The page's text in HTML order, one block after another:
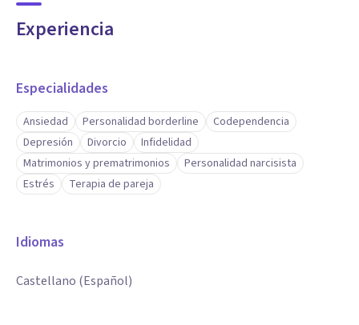
Experiencia
Especialidades
Ansiedad Personalidad borderline
Codependencia
Depresión
Divorcio
Infidelidad
Matrimonios y prematrimonios
Personalidad narcisista
Estrés
Terapia de pareja
Idiomas
Castellano (Español)